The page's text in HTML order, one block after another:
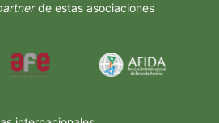
de estas asociaciones